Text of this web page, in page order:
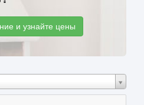
и узнайте цены